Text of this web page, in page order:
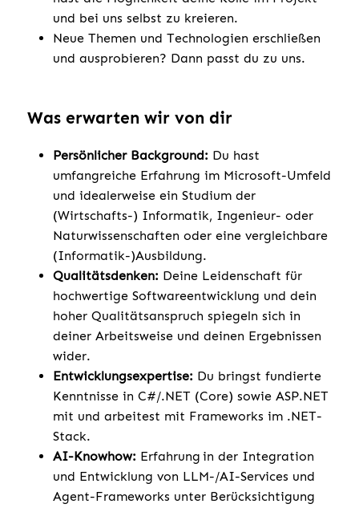
und bei uns selbst zu kreieren.
Neue Themen und Technologien erschließen
und ausprobieren? Dann passt du zu uns.
Was erwarten wir von dir
Persönlicher Background: Du hast
umfangreiche Erfahrung im Microsoft-Umfeld
und idealerweise ein Studium der
(Wirtschafts-) Informatik, Ingenieur- oder
Naturwissenschaften oder eine vergleichbare
(Informatik-)Ausbildung.
Qualitätsdenken: Deine Leidenschaft für
hochwertige Softwareentwicklung und dein
hoher Qualitätsanspruch spiegeln sich in
deiner Arbeitsweise und deinen Ergebnissen
wider.
Entwicklungsexpertise: Du bringst fundierte
Kenntnisse in C#/.NET (Core) sowie ASP.NET
mit und arbeitest mit Frameworks im .NET-
Stack.
AI-Knowhow: Erfahrung in der Integration
und Entwicklung von LLM-/AI-Services und
Agent-Frameworks unter Berücksichtigung